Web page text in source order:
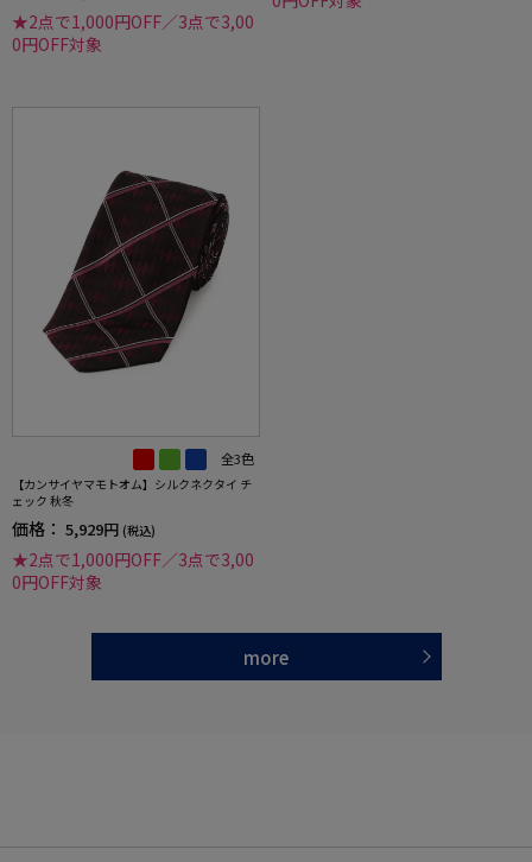
★2点で1,000円OFF／3点で3,00
0円OFF対象
全3色
【カンサイヤマモトオム】シルクネクタイ チ
ェック 秋冬
価格： 5,929円 (税込)
★2点で1,000円OFF／3点で3,00
0円OFF対象
more